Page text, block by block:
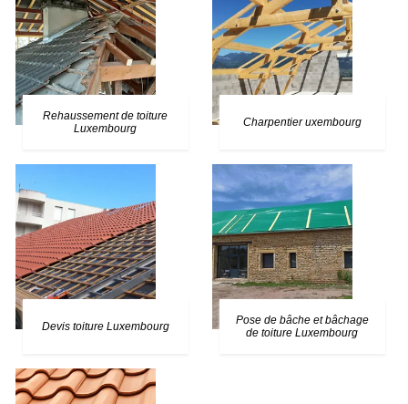
Rehaussement de toiture
Luxembourg
Charpentier uxembourg
Devis toiture Luxembourg
Pose de bâche et bâchage
de toiture Luxembourg